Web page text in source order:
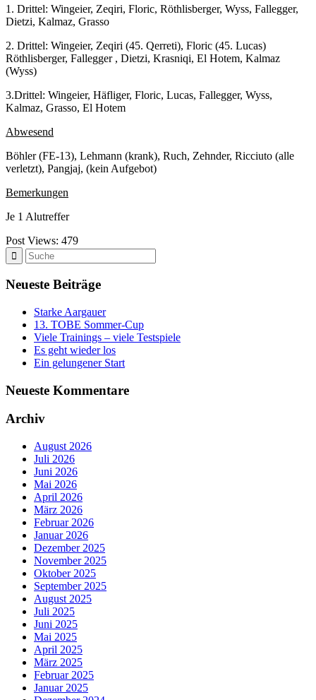
1. Drittel: Wingeier, Zeqiri, Floric, Röthlisberger, Wyss, Fallegger,
Dietzi, Kalmaz, Grasso
2. Drittel: Wingeier, Zeqiri (45. Qerreti), Floric (45. Lucas)
Röthlisberger, Fallegger , Dietzi, Krasniqi, El Hotem, Kalmaz
(Wyss)
3.Drittel: Wingeier, Häfliger, Floric, Lucas, Fallegger, Wyss,
Kalmaz, Grasso, El Hotem
Abwesend
Böhler (FE-13), Lehmann (krank), Ruch, Zehnder, Ricciuto (alle
verletzt), Pangjaj, (kein Aufgebot)
Bemerkungen
Je 1 Alutreffer
Post Views: 479
Neueste Beiträge
Starke Aargauer
13. TOBE Sommer-Cup
Viele Trainings – viele Testspiele
Es geht wieder los
Ein gelungener Start
Neueste Kommentare
Archiv
August 2026
Juli 2026
Juni 2026
Mai 2026
April 2026
März 2026
Februar 2026
Januar 2026
Dezember 2025
November 2025
Oktober 2025
September 2025
August 2025
Juli 2025
Juni 2025
Mai 2025
April 2025
März 2025
Februar 2025
Januar 2025